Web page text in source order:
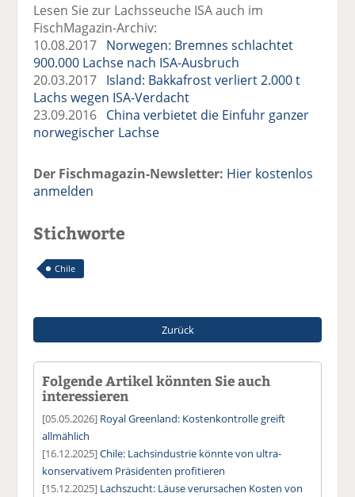
Lesen Sie zur Lachsseuche ISA auch im
FischMagazin-Archiv:
10.08.2017 Norwegen: Bremnes schlachtet
900.000 Lachse nach ISA-Ausbruch
20.03.2017 Island: Bakkafrost verliert 2.000 t
Lachs wegen ISA-Verdacht
23.09.2016 China verbietet die Einfuhr ganzer
norwegischer Lachse
Der Fischmagazin-Newsletter: Hier kostenlos
anmelden
Stichworte
Chile
Zurück
Folgende Artikel könnten Sie auch
interessieren
[05.05.2026] Royal Greenland: Kostenkontrolle greift
allmählich
[16.12.2025]Chile: Lachsindustrie könnte von ultra-
konservativem Präsidenten profitieren
[15.12.2025] Lachszucht: Läuse verursachen Kosten von